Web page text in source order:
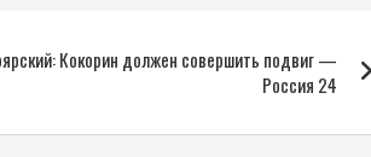
Кокорин должен совершить подвиг —
Россия 24